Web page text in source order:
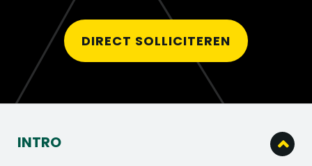
DIRECT SOLLICITEREN
INTRO